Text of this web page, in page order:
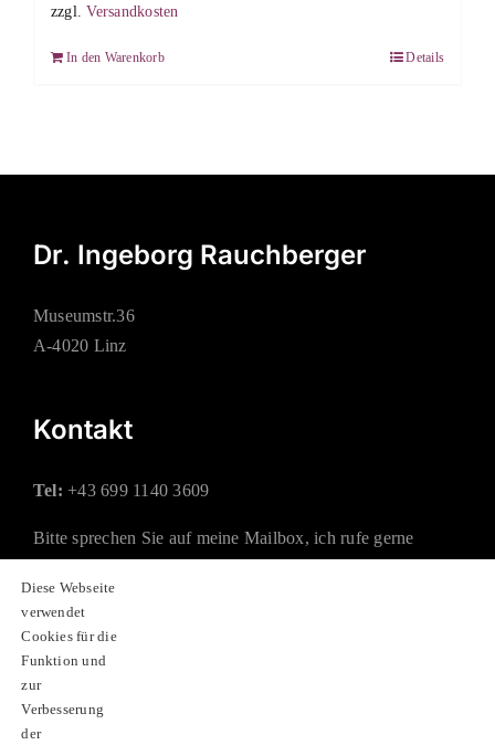
zzgl.Versandkosten
In den Warenkorb Details
Dr. Ingeborg Rauchberger
Museumstr.36
A-4020 Linz
Kontakt
Tel: +43 699 1140 3609
Bitte sprechen Sie auf meine Mailbox, ich rufe gerne
Mail: office@rauchberger.at
Soziale Netzwerke
Diese Webseite
verwendet
Cookies für die
Funktion und
zur
Verbesserung
der